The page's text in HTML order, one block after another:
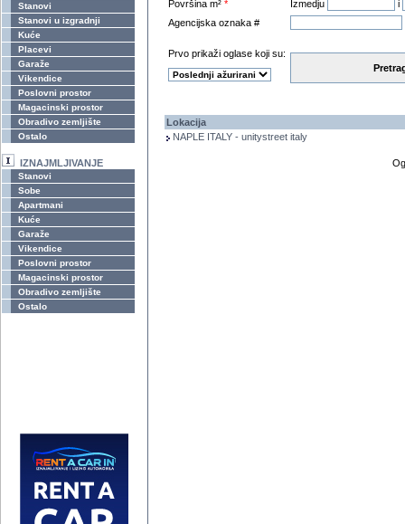
Stanovi
Stanovi u izgradnji
Kuće
Placevi
Garaže
Vikendice
Poslovni prostor
Magacinski prostor
Obradivo zemljište
Ostalo
IZNAJMLJIVANJE
Stanovi
Sobe
Apartmani
Kuće
Garaže
Vikendice
Poslovni prostor
Magacinski prostor
Obradivo zemljište
Ostalo
Površina m² * Izmedju
i
Agencijska oznaka #
Prvo prikaži oglase koji su:
Lokacija
NAPLE ITALY - unitystreet italy